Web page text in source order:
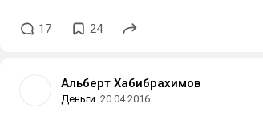
17 24
Альберт Хабибрахимов
Деньги 20.04.2016